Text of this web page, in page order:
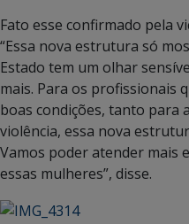
Fato esse confirmado pela
“Essa nova estrutura só
Estado tem um olhar
mais. Para os profissionais
boas condições, tanto para
violência, essa nova
Vamos poder atender mais
essas mulheres”, disse.